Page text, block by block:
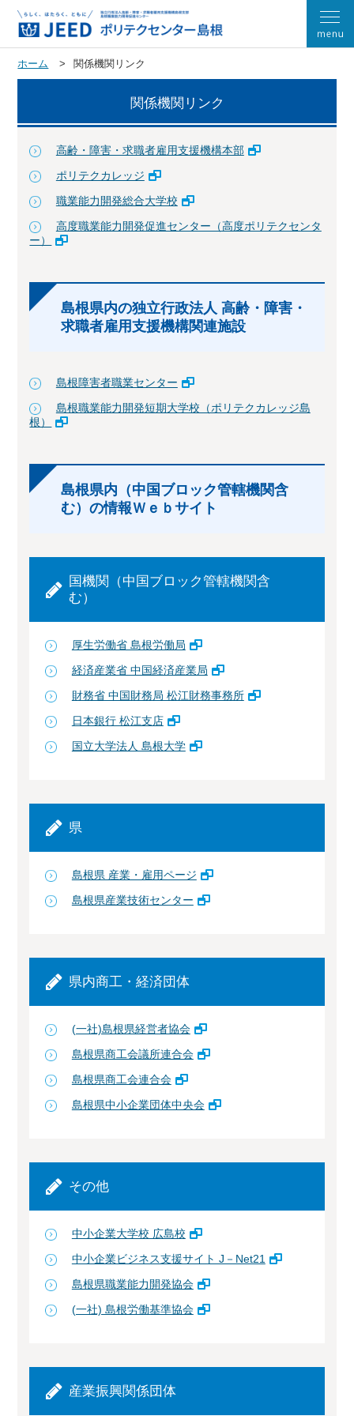
ホーム 関係機関リンク
関係機関リンク
高齢・障害・求職者雇用支援機構本部
ポリテクカレッジ
職業能力開発総合大学校
高度職業能力開発促進センター（高度ポリテクセンタ
ー）
島根県内の独立行政法人 高齢・障害・
求職者雇用支援機構関連施設
島根障害者職業センター
島根職業能力開発短期大学校（ポリテクカレッジ島
根）
島根県内（中国ブロック管轄機関含
む）の情報Ｗｅｂサイト
国機関（中国ブロック管轄機関含
む）
厚生労働省 島根労働局
経済産業省 中国経済産業局
財務省 中国財務局 松江財務事務所
日本銀行 松江支店
国立大学法人 島根大学
県
島根県 産業・雇用ページ
島根県産業技術センター
県内商工・経済団体
(一社)島根県経営者協会
島根県商工会議所連合会
島根県商工会連合会
島根県中小企業団体中央会
その他
中小企業大学校 広島校
中小企業ビジネス支援サイト J－Net21
島根県職業能力開発協会
(一社) 島根労働基準協会
産業振興関係団体